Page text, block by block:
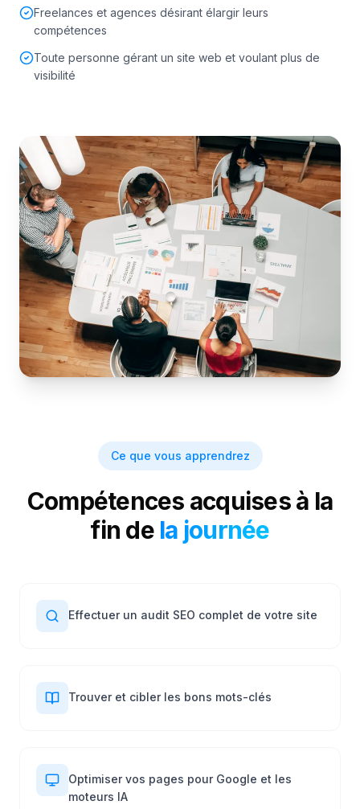
Freelances et agences désirant élargir leurs
compétences
Toute personne gérant un site web et voulant plus de
visibilité
Ce que vous apprendrez
Compétences acquises à la
fin de la journée
Effectuer un audit SEO complet de votre site
Trouver et cibler les bons mots-clés
Optimiser vos pages pour Google et les
moteurs IA